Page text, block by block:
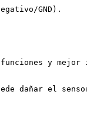
GND).
y mejor
dañar el